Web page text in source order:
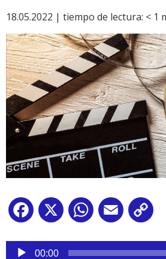
18.05.2022 | tiempo de lectura: < 1
Facebook
X WhatsApp
Email
Reproductor
00:00